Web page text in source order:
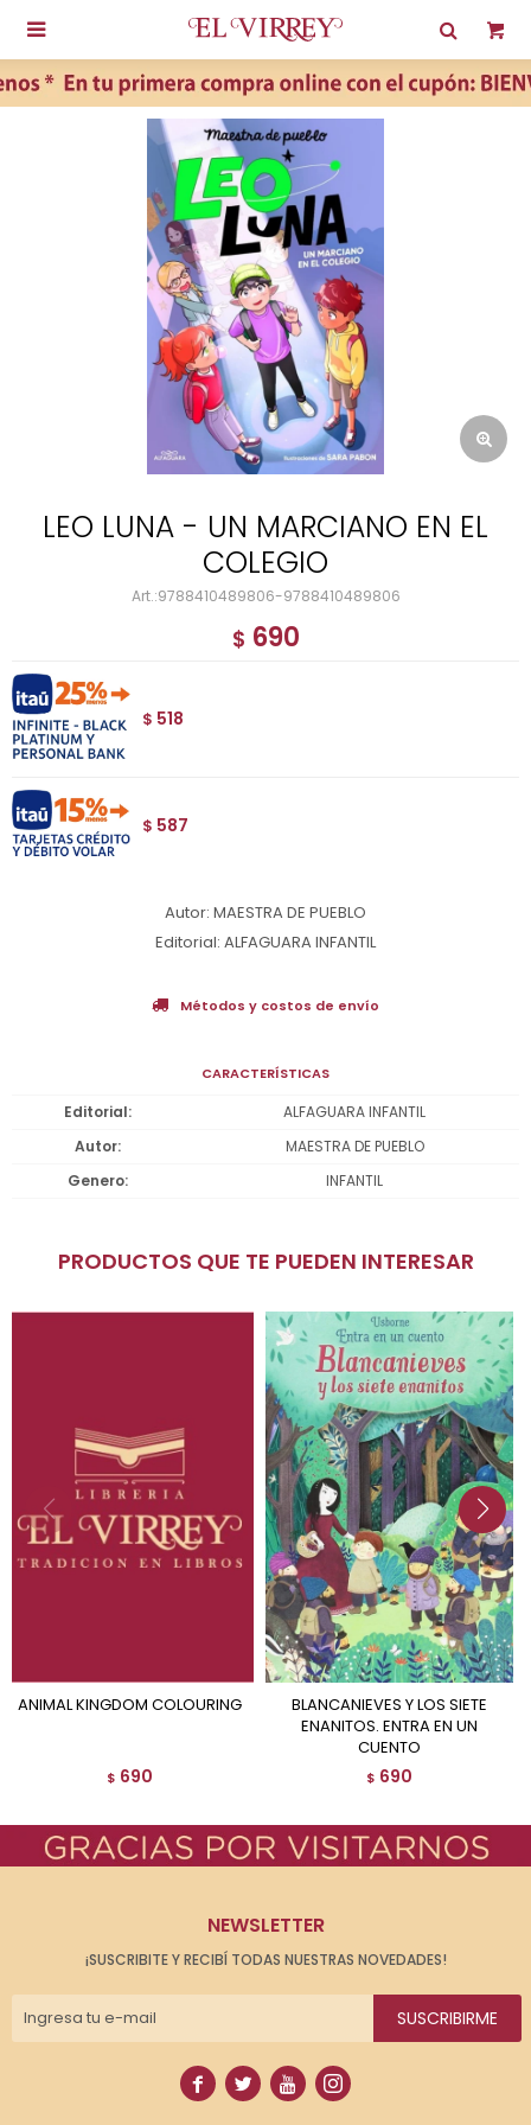

LEO LUNA - UN MARCIANO EN EL
COLEGIO
9788410489806-9788410489806
$ 690
$ 518
$ 587
Autor: MAESTRA DE PUEBLO
Editorial: ALFAGUARA INFANTIL
Métodos y costos de envío
CARACTERÍSTICAS
Editorial
ALFAGUARA INFANTIL
Autor
MAESTRA DE PUEBLO
Genero
INFANTIL
PRODUCTOS QUE TE PUEDEN INTERESAR
ANIMAL KINGDOM COLOURING
$ 690
BLANCANIEVES Y LOS SIETE
ENANITOS. ENTRA EN UN
CUENTO
$ 690
NEWSLETTER
¡SUSCRIBITE Y RECIBÍ TODAS NUESTRAS NOVEDADES!
SUSCRIBIRME
   